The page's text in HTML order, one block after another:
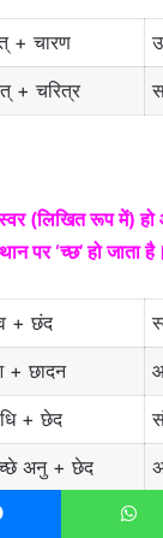
+ चारण
+ चरित्र
(लिखित रूप में)
पर ‘च्छ’ हो जाता
+ छंद
छादन
+ छेद
अनु + छेद